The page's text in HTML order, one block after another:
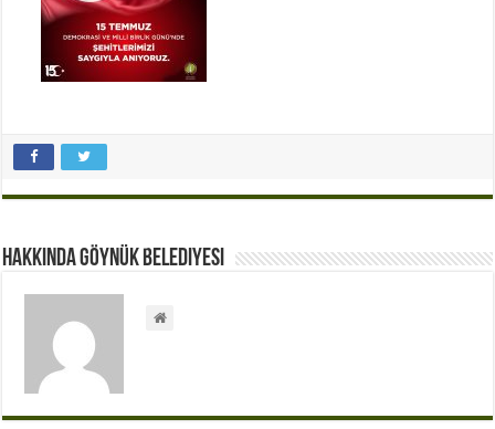
Hakkında Göynük Belediyesi